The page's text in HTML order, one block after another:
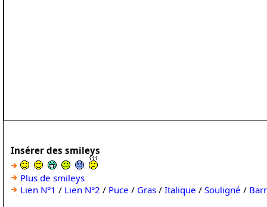
Insérer des smileys
Plus de smileys
Lien N°1 / Lien N°2 / Puce / Gras / Italique / Souligné /